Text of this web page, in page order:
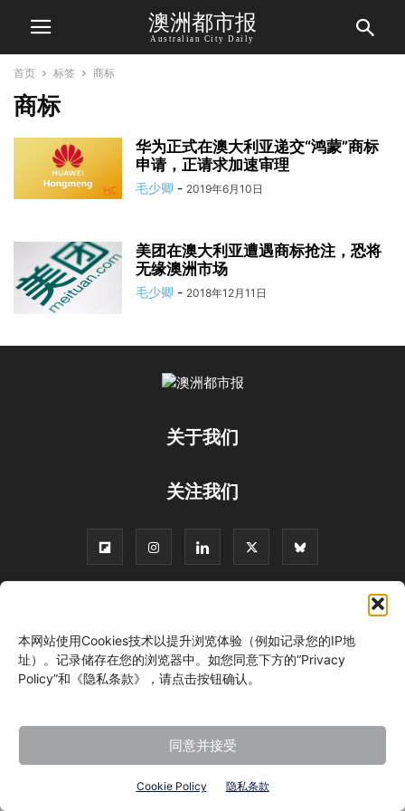
本网站使用Cookies技术以提升浏览体验（例如记录您的IP地
址）。记录储存在您的浏览器中。如您同意下方的“Privacy
Policy”和《隐私条款》，请点击按钮确认。
同意并接受
Cookie Policy 隐私条款
澳洲都市报
Australian City Daily
首页 标签 商标
商标
华为正式在澳大利亚递交“鸿蒙”商标
申请，正请求加速审理
毛少卿 - 2019年6月10日
美团在澳大利亚遭遇商标抢注，恐将
无缘澳洲市场
毛少卿 - 2018年12月11日
关于我们
关注我们